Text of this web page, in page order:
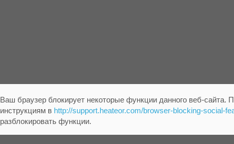
Ваш браузер блокирует некоторые функции данного веб-сайта.
инструкциям в http://support.heateor.com/browser-blocking-social-
разблокировать функции.